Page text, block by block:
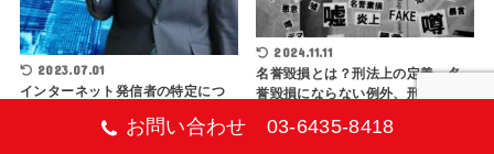
2023.07.01
インターネット発信者の特定につ
2024.11.11
名誉毀損とは？刑法上の定義、名
誉毀損にならない例外、刑事責任
られた事例を解説
お問い合わせ 03-6435-8418